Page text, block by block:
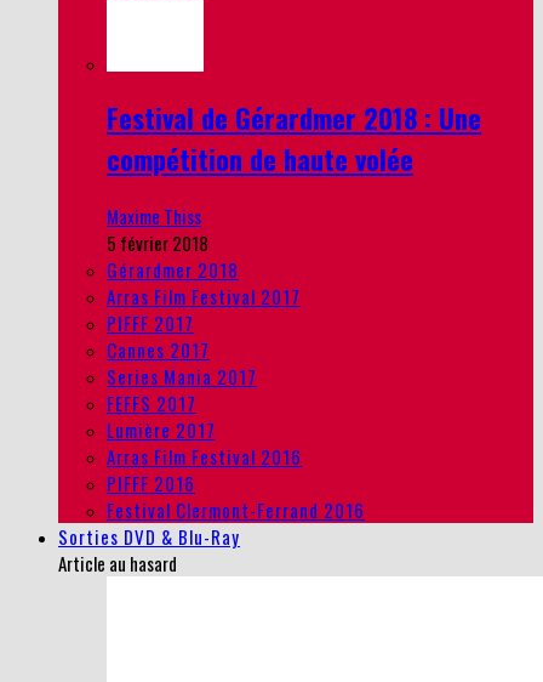
Festival de Gérardmer 2018 : Une
compétition de haute volée
Maxime Thiss
5 février 2018
Gérardmer 2018
Arras Film Festival 2017
PIFFF 2017
Cannes 2017
Series Mania 2017
FEFFS 2017
Lumière 2017
Arras Film Festival 2016
PIFFF 2016
Festival Clermont-Ferrand 2016
Sorties DVD & Blu-Ray
Article au hasard